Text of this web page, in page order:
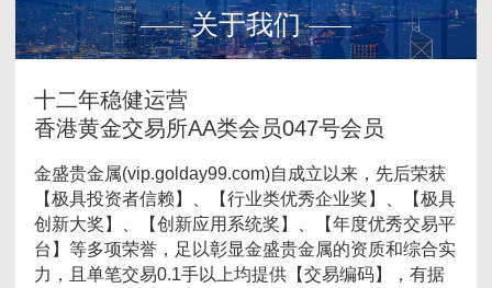
关于我们
十二年稳健运营
香港黄金交易所AA类会员047号会员
金盛贵金属(vip.golday99.com)自成立以来，先后荣获
【极具投资者信赖】、【行业类优秀企业奖】、【极具
创新大奖】、【创新应用系统奖】、【年度优秀交易平
台】等多项荣誉，足以彰显金盛贵金属的资质和综合实
力，且单笔交易0.1手以上均提供【交易编码】，有据